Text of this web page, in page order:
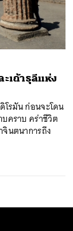
เถ้าธุลีแห่ง
โรมัน ก่อนจะโดน
บคราบ คร่าชีวิต
นตนาการถึง
EMAIL